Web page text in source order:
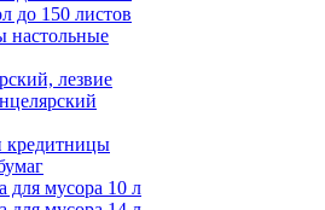
до 150 листов
настольные
лезвие
для мусора 10 л